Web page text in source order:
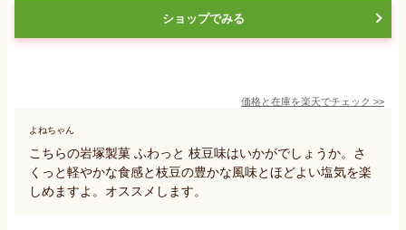
ショップでみる
価格と在庫を楽天でチェック >>
よねちゃん
こちらの岩塚製菓 ふわっと 枝豆味はいかがでしょうか。さ
くっと軽やかな食感と枝豆の豊かな風味とほどよい塩気を楽
しめますよ。オススメします。